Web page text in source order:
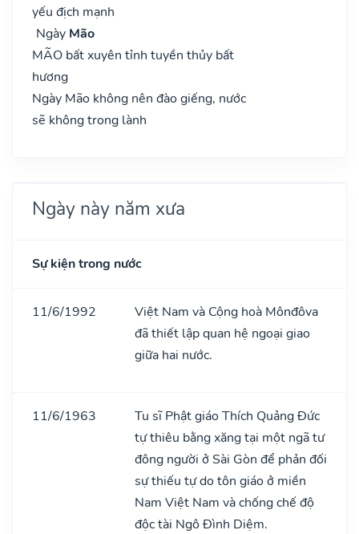
yếu địch mạnh
Ngày Mão
MÃO bất xuyên tỉnh tuyền thủy bất
hương
Ngày Mão không nên đào giếng, nước
sẽ không trong lành
Ngày này năm xưa
Sự kiện trong nước
11/6/1992
Việt Nam và Cộng hoà Mônđôva
đã thiết lập quan hệ ngoại giao
giữa hai nước.
11/6/1963
Tu sĩ Phật giáo Thích Quảng Đức
tự thiêu bằng xăng tại một ngã tư
đông người ở Sài Gòn để phản đối
sự thiếu tự do tôn giáo ở miền
Nam Việt Nam và chống chế độ
độc tài Ngô Đình Diệm.